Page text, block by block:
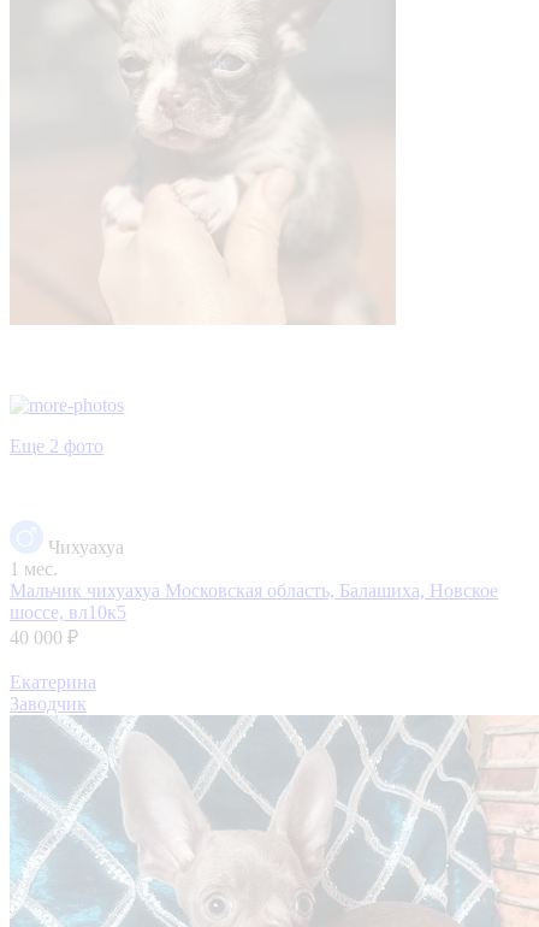
Еще 2 фото
Чихуахуа
1 мес.
Мальчик чихуахуа Московская область, Балашиха, Новское
шоссе, вл10к5
40 000 ₽
Екатерина
Заводчик